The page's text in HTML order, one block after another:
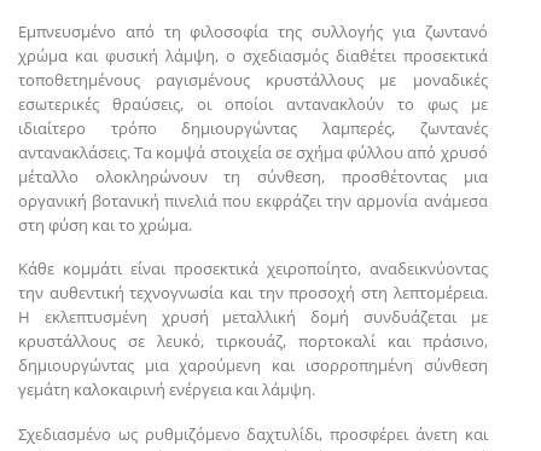
Εμπνευσμένο από τη φιλοσοφία της συλλογής για ζωντανό
χρώμα και φυσική λάμψη, ο σχεδιασμός διαθέτει προσεκτικά
τοποθετημένους ραγισμένους κρυστάλλους με μοναδικές
εσωτερικές θραύσεις, οι οποίοι αντανακλούν το φως με
ιδιαίτερο τρόπο δημιουργώντας λαμπερές, ζωντανές
αντανακλάσεις. Τα κομψά στοιχεία σε σχήμα φύλλου από χρυσό
μέταλλο ολοκληρώνουν τη σύνθεση, προσθέτοντας μια
οργανική βοτανική πινελιά που εκφράζει την αρμονία ανάμεσα
στη φύση και το χρώμα.
Κάθε κομμάτι είναι προσεκτικά χειροποίητο, αναδεικνύοντας
την αυθεντική τεχνογνωσία και την προσοχή στη λεπτομέρεια.
Η εκλεπτυσμένη χρυσή μεταλλική δομή συνδυάζεται με
κρυστάλλους σε λευκό, τιρκουάζ, πορτοκαλί και πράσινο,
δημιουργώντας μια χαρούμενη και ισορροπημένη σύνθεση
γεμάτη καλοκαιρινή ενέργεια και λάμψη.
Σχεδιασμένο ως ρυθμιζόμενο δαχτυλίδι, προσφέρει άνετη και